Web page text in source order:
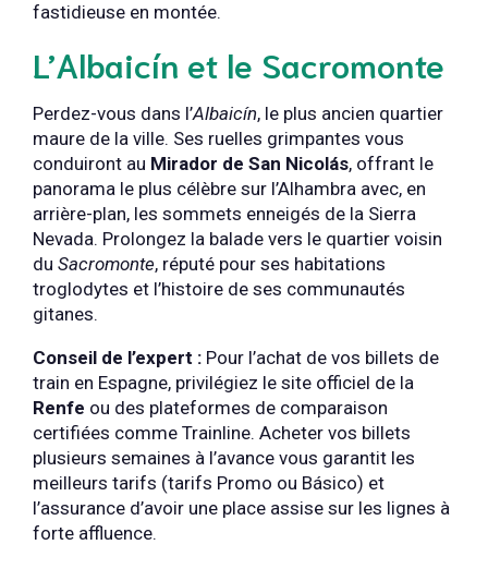
fastidieuse en montée.
L’Albaicín et le Sacromonte
Perdez-vous dans l’Albaicín, le plus ancien quartier
maure de la ville. Ses ruelles grimpantes vous
conduiront au Mirador de San Nicolás, offrant le
panorama le plus célèbre sur l’Alhambra avec, en
arrière-plan, les sommets enneigés de la Sierra
Nevada. Prolongez la balade vers le quartier voisin
du Sacromonte, réputé pour ses habitations
troglodytes et l’histoire de ses communautés
gitanes.
Conseil de l’expert : Pour l’achat de vos billets de
train en Espagne, privilégiez le site officiel de la
Renfe ou des plateformes de comparaison
certifiées comme Trainline. Acheter vos billets
plusieurs semaines à l’avance vous garantit les
meilleurs tarifs (tarifs Promo ou Básico) et
l’assurance d’avoir une place assise sur les lignes à
forte affluence.